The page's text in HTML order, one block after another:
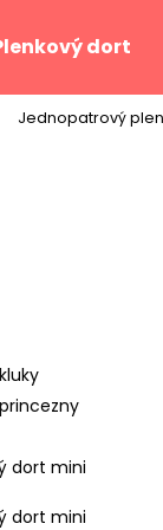
dort
Jednopatrový
dort mini
dort mini